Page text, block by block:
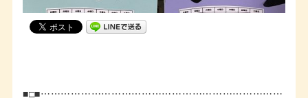
■□■………………………………………………………………